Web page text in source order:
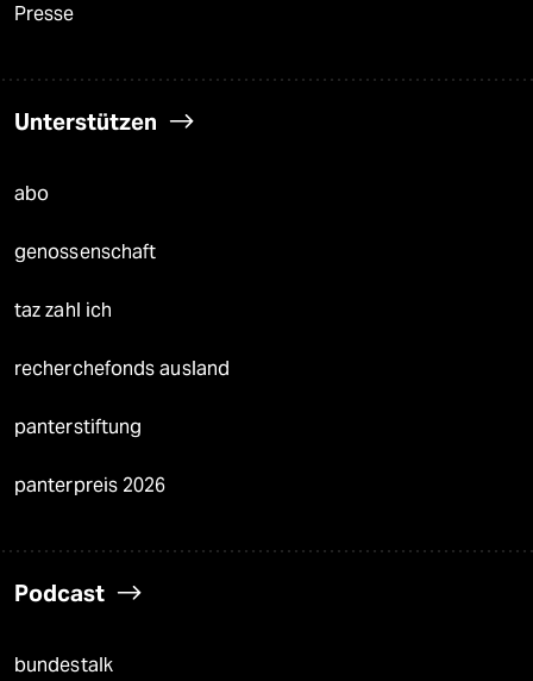
Presse
Unterstützen
abo
genossenschaft
taz zahl ich
recherchefonds ausland
panterstiftung
panterpreis 2026
Podcast
bundestalk